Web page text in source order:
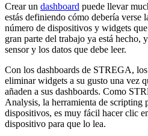
Crear un dashboard puede llevar
estás definiendo cómo debería verse
número de dispositivos y widgets
gran parte del trabajo ya está hecho,
sensor y los datos que debe leer.
Con los dashboards de STREGA,
eliminar widgets a su gusto una vez
añaden a sus dashboards. Como
Analysis, la herramienta de scripting
dispositivos, es muy fácil hacer clic
dispositivo para que lo lea.